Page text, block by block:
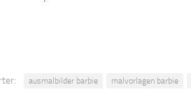
ausmalbilder barbie malvorlagen barbie